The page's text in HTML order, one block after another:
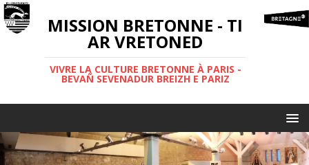
MISSION BRETONNE - TI
AR VRETONED
VIVRE LA CULTURE BRETONNE À PARIS -
BEVAÑ SEVENADUR BREIZH E PARIZ